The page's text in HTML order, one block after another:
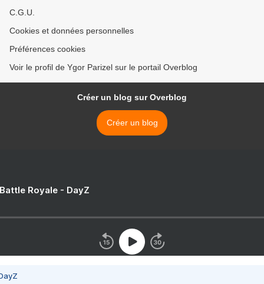
C.G.U.
Cookies et données personnelles
Préférences cookies
Voir le profil de Ygor Parizel sur le portail Overblog
Créer un blog sur Overblog
Créer un blog
Royale - DayZ